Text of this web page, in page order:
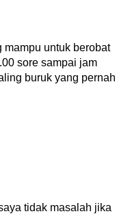
mampu untuk berobat
sore sampai jam
buruk yang pernah
tidak masalah jika